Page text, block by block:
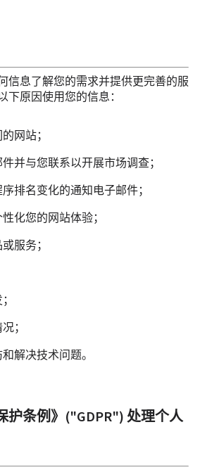
信息了解您的需求并提供更完善的服
原因使用您的信息：
网站；
并与您联系以开展市场调查；
排名变化的通知电子邮件；
化您的网站体验；
服务；
；
解决技术问题。
护条例》("GDPR") 处理个人